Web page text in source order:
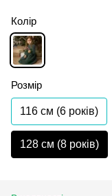
Колір
Розмір
116 см (6 років)
128 см (8 років)